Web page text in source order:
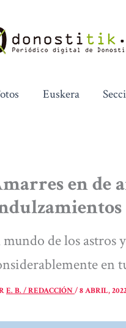
Euskera
en de
mundo de los astros
en
E. B. / REDACCIÓN/8 ABRIL,